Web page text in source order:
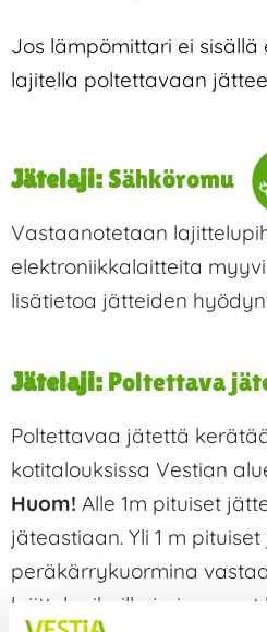
Jos lämpömittari ei sisällä
lajitella poltettavaan
Jätelaji:Sähköromu
Vastaanotetaan
elektroniikkalaitteita
lisätietoa jätteiden
Jätelaji: Poltettava
Poltettavaa jätettä
kotitalouksissa Vestian
Huom! Alle 1m pituiset
jäteastiaan. Yli 1 m
peräkärrykuormina
lajittelupihoilla ja isommat